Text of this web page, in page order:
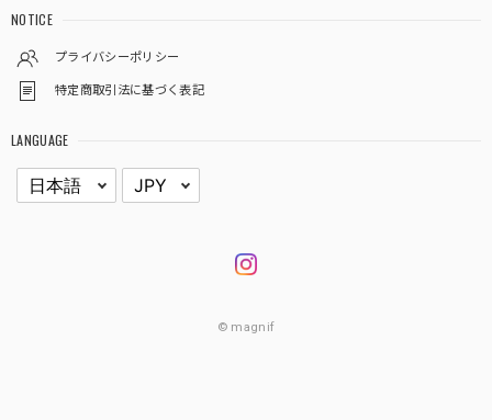
NOTICE
プライバシーポリシー
特定商取引法に基づく表記
LANGUAGE
© magnif